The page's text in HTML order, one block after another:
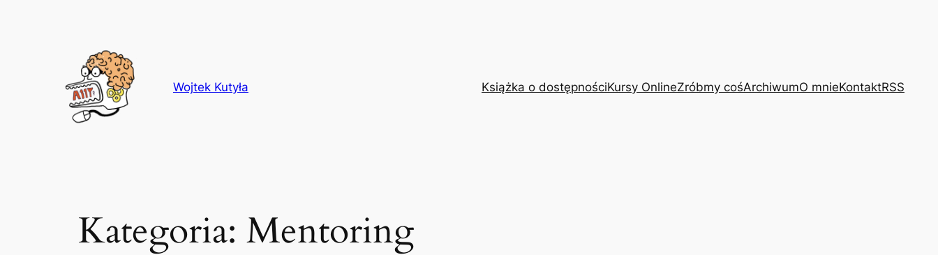
Wojtek Kutyła Książka o dostępnościKursy OnlineZróbmy cośArchiwumO mnieKontaktRSS
Kategoria: Mentoring